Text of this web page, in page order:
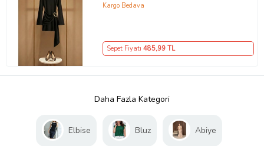
Kargo Bedava
Sepet Fiyatı 485,99 TL
Daha Fazla Kategori
Elbise Bluz Abiye